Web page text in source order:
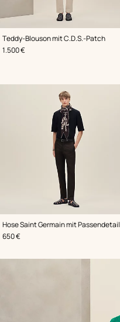
Teddy-Blouson mit C.D.S.-Patch
,Farbe:
Beige/Natur
,Preis
1.500 €
Hose Saint Germain mit Passendetail
,Farbe:
Braun
,Preis
650 €